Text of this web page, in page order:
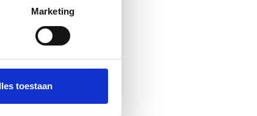
in. U kunt uw
voor social
die u aan ze heeft
Marketing
toestaan